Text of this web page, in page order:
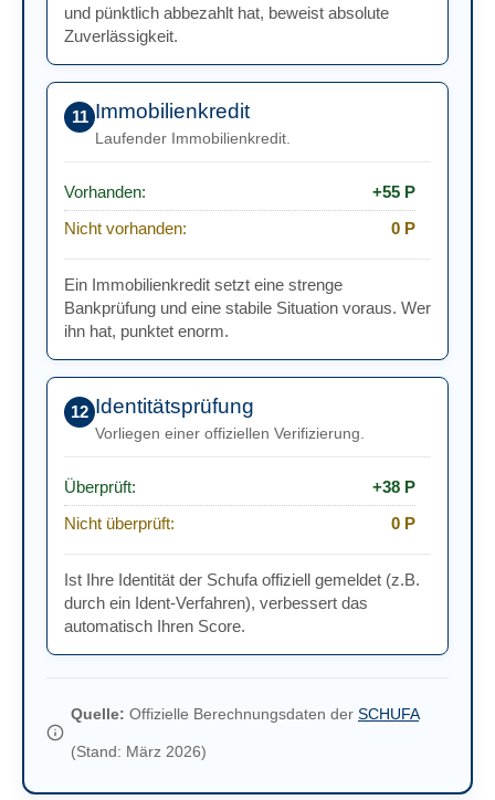
und pünktlich abbezahlt hat, beweist absolute
Zuverlässigkeit.
11 Immobilienkredit
Laufender Immobilienkredit.
Vorhanden:
+55 P
Nicht vorhanden:
0 P
Ein Immobilienkredit setzt eine strenge
Bankprüfung und eine stabile Situation voraus. Wer
ihn hat, punktet enorm.
12 Identitätsprüfung
Vorliegen einer offiziellen Verifizierung.
Überprüft:
+38 P
Nicht überprüft:
0 P
Ist Ihre Identität der Schufa offiziell gemeldet (z.B.
durch ein Ident-Verfahren), verbessert das
automatisch Ihren Score.
Quelle: Offizielle Berechnungsdaten der SCHUFA
(Stand: März 2026)